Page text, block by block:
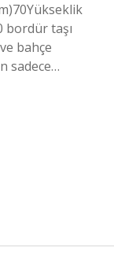
bordür taşı
bahçe
sadece…